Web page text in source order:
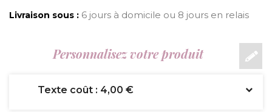
Livraison sous : 6 jours à domicile ou 8 jours en relais
Personnalisez votre produit
Texte coût : 4,00 €